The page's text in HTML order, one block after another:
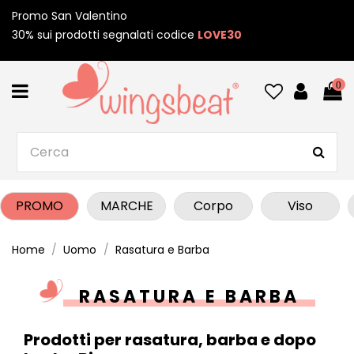
Promo San Valentino
30% sui prodotti segnalati codice LOVE30
0
PROMO MARCHE Corpo Viso
Home Uomo Rasatura e Barba
RASATURA E BARBA
Prodotti per rasatura, barba e dopo